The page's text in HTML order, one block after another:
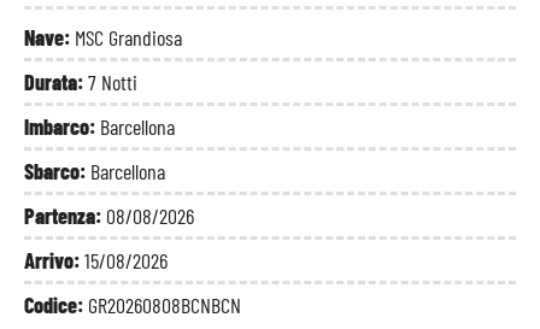
Nave: MSC Grandiosa
Durata:7 Notti
Imbarco: Barcellona
Sbarco: Barcellona
Partenza: 08/08/2026
Arrivo:15/08/2026
Codice: GR20260808BCNBCN